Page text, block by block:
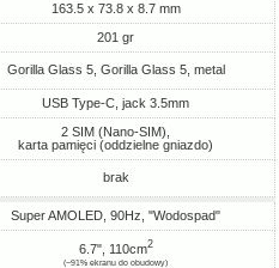
163.5 x 73.8 x 8.7 mm
201 gr
Gorilla Glass 5, Gorilla Glass 5, metal
USB Type-C, jack 3.5mm
2 SIM (Nano-SIM),
karta pamięci (oddzielne gniazdo)
brak
Super AMOLED, 90Hz, "Wodospad"
6.7", 110cm2
(~91% ekranu do obudowy)